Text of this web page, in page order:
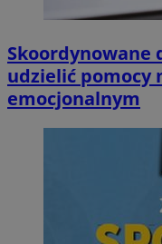
Skoordynowane
udzielić pomocy
emocjonalnym